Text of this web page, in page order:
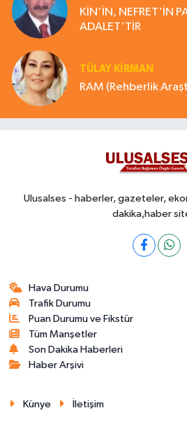
KİN'İN, NEFRET'İN
ADALET'TİR
TÜLAY KİRMAN
Ulusalses - haberler, gazeteler,
dakika,haber
Hava Durumu
Trafik Durumu
Puan Durumu ve Fikstür
Tüm Manşetler
Son Dakika Haberleri
Haber Arşivi
Künye İletişim